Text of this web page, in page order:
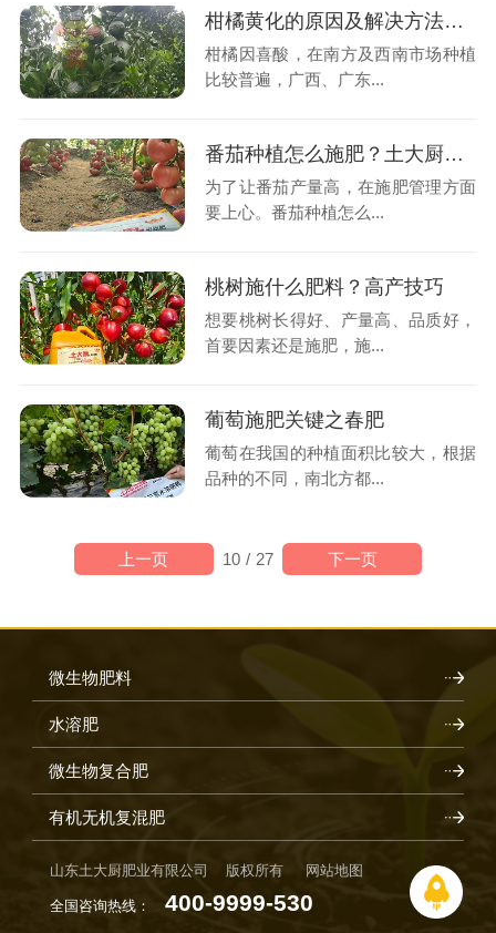
柑橘黄化的原因及解决方法，终于有救了
柑橘因喜酸，在南方及西南市场种植
比较普遍，广西、广东...
番茄种植怎么施肥？土大厨带您了解
为了让番茄产量高，在施肥管理方面
要上心。番茄种植怎么...
桃树施什么肥料？高产技巧
想要桃树长得好、产量高、品质好，
首要因素还是施肥，施...
葡萄施肥关键之春肥
葡萄在我国的种植面积比较大，根据
品种的不同，南北方都...
10 / 27
上一页 下一页
微生物肥料
水溶肥
微生物复合肥
有机无机复混肥
山东土大厨肥业有限公司 版权所有 网站地图
全国咨询热线： 400-9999-530